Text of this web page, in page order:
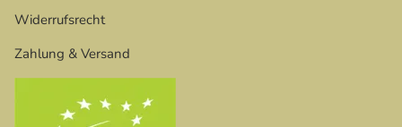
Widerrufsrecht
Zahlung & Versand